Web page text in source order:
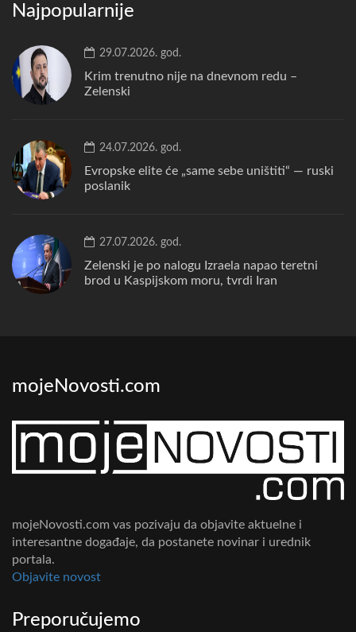
Najpopularnije
29.07.2026. god.
Krim trenutno nije na dnevnom redu –
Zelenski
24.07.2026. god.
Evropske elite će „same sebe uništiti“ — ruski
poslanik
27.07.2026. god.
Zelenski je po nalogu Izraela napao teretni
brod u Kaspijskom moru, tvrdi Iran
mojeNovosti.com
mojeNovosti.com vas pozivaju da objavite aktuelne i
interesantne događaje, da postanete novinar i urednik
portala.
Objavite novost
Preporučujemo